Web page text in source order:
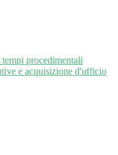
procedimentali
e acquisizione d'ufficio